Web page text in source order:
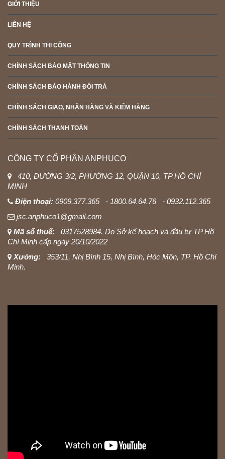
GIỚI THIỆU
LIÊN HỆ
QUY TRÌNH THI CÔNG
CHÍNH SÁCH BẢO MẬT THÔNG TIN
CHÍNH SÁCH BẢO HÀNH ĐỔI TRẢ
CHÍNH SÁCH GIAO, NHẬN HÀNG VÀ KIỂM HÀNG
CHÍNH SÁCH THANH TOÁN
CÔNG TY CỔ PHẦN ANPHUCO
410, ĐƯỜNG 3/2, PHƯỜNG 12, QUẬN 10, TP HỒ CHÍ
MINH
Điện thoại: 0909.377.365 - 1800.64.64.76 - 0932.112.365
jsc.anphuco1@gmail.com
Mã số thuế:
0317528984. Do Sở kế hoạch và đầu tư TP Hồ
Chí Minh cấp ngày 20/10/2022
Xưởng:
353/11, Nhị Bình 15, Nhị Bình, Hóc Môn, TP. Hồ Chí
Minh.